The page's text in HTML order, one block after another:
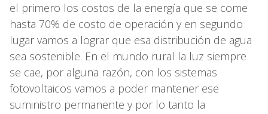
el primero los costos de la energía que se come
hasta 70% de costo de operación y en segundo
lugar vamos a lograr que esa distribución de agua
sea sostenible. En el mundo rural la luz siempre
se cae, por alguna razón, con los sistemas
fotovoltaicos vamos a poder mantener ese
suministro permanente y por lo tanto la